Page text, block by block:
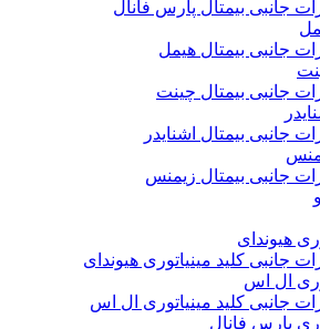
جانبی بیمتال پارس فانال
جانبی بیمتال هیمل
جانبی بیمتال چینت
جانبی بیمتال اشنایدر
جانبی بیمتال زیمنس
هیوندای
جانبی کلید مینیاتوری هیوندای
ال اس
جانبی کلید مینیاتوری ال اس
پارس فانال